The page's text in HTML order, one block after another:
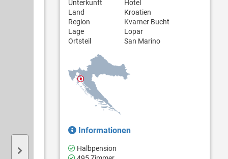
Unterkunft
Hotel
Land
Kroatien
Region
Kvarner Bucht
Lage
Lopar
Ortsteil
San Marino
Informationen
Halbpension